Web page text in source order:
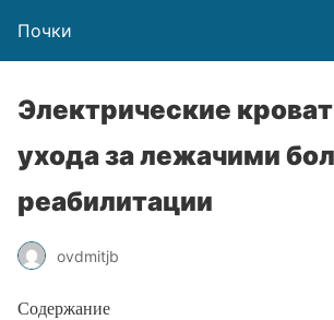
Почки
Электрические
ухода за лежачими
реабилитации
ovdmitjb
Содержание